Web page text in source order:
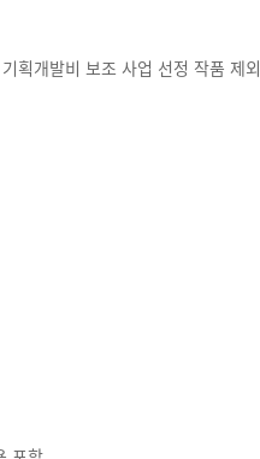
획개발비 보조 사업 선정 작품 제외